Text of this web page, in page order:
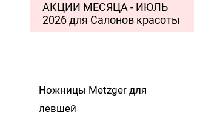
АКЦИИ МЕСЯЦА - ИЮЛЬ
2026 для Салонов красоты
Ножницы Metzger для
левшей